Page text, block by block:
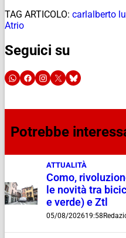
TAG ARTICOLO: carlalberto
Atrio
Seguici su
Potrebbe
ATTUALITÀ
Como,
le novità tra
e verde) e Ztl
05/08/202619:58